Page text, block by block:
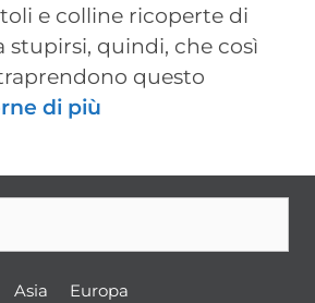
e colline ricoperte di
stupirsi, quindi, che così
questo
di più
Asia Europa